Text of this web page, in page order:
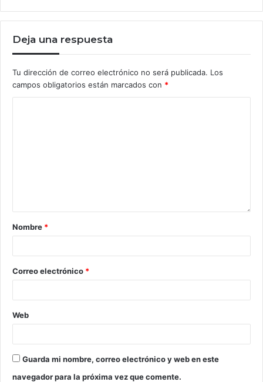
Deja una respuesta
Tu dirección de correo electrónico no será publicada. Los
campos obligatorios están marcados con *
Nombre *
Correo electrónico *
Web
Guarda mi nombre, correo electrónico y web en este
navegador para la próxima vez que comente.